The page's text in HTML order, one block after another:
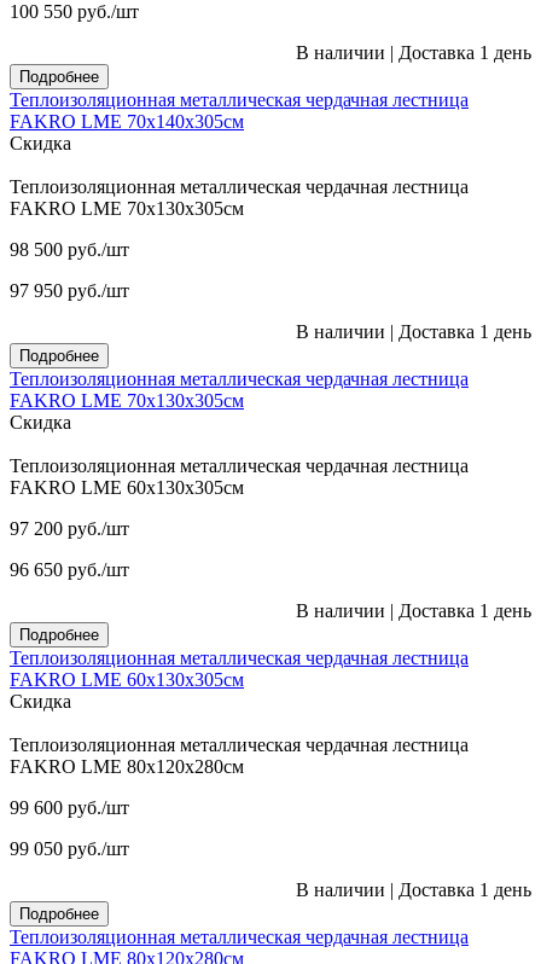
100 550 руб./шт
В наличии | Доставка 1 день
Подробнее
Теплоизоляционная металлическая чердачная лестница
FAKRO LME 70х140х305см
Скидка
Теплоизоляционная металлическая чердачная лестница
FAKRO LME 70х130х305см
98 500 руб./шт
97 950 руб./шт
В наличии | Доставка 1 день
Подробнее
Теплоизоляционная металлическая чердачная лестница
FAKRO LME 70х130х305см
Скидка
Теплоизоляционная металлическая чердачная лестница
FAKRO LME 60х130х305см
97 200 руб./шт
96 650 руб./шт
В наличии | Доставка 1 день
Подробнее
Теплоизоляционная металлическая чердачная лестница
FAKRO LME 60х130х305см
Скидка
Теплоизоляционная металлическая чердачная лестница
FAKRO LME 80х120х280см
99 600 руб./шт
99 050 руб./шт
В наличии | Доставка 1 день
Подробнее
Теплоизоляционная металлическая чердачная лестница
FAKRO LME 80х120х280см